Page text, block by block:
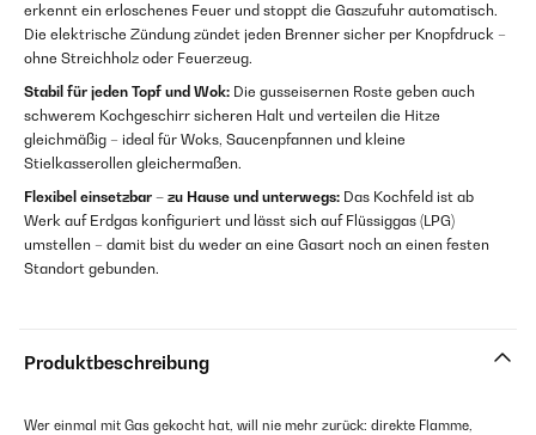
erkennt ein erloschenes Feuer und stoppt die Gaszufuhr automatisch.
Die elektrische Zündung zündet jeden Brenner sicher per Knopfdruck –
ohne Streichholz oder Feuerzeug.
Stabil für jeden Topf und Wok: Die gusseisernen Roste geben auch
schwerem Kochgeschirr sicheren Halt und verteilen die Hitze
gleichmäßig – ideal für Woks, Saucenpfannen und kleine
Stielkasserollen gleichermaßen.
Flexibel einsetzbar – zu Hause und unterwegs: Das Kochfeld ist ab
Werk auf Erdgas konfiguriert und lässt sich auf Flüssiggas (LPG)
umstellen – damit bist du weder an eine Gasart noch an einen festen
Standort gebunden.
Produktbeschreibung
Wer einmal mit Gas gekocht hat, will nie mehr zurück: direkte Flamme,